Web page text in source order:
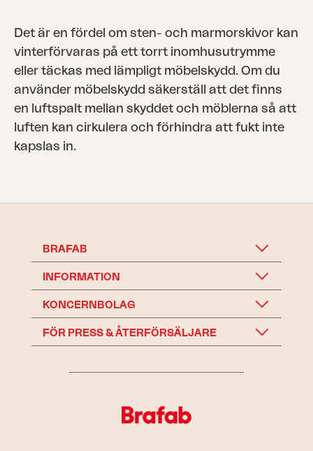
Det är en fördel om sten- och marmorskivor kan
vinterförvaras på ett torrt inomhusutrymme
eller täckas med lämpligt möbelskydd. Om du
använder möbelskydd säkerställ att det finns
en luftspalt mellan skyddet och möblerna så att
luften kan cirkulera och förhindra att fukt inte
kapslas in.
BRAFAB
INFORMATION
KONCERNBOLAG
FÖR PRESS & ÅTERFÖRSÄLJARE